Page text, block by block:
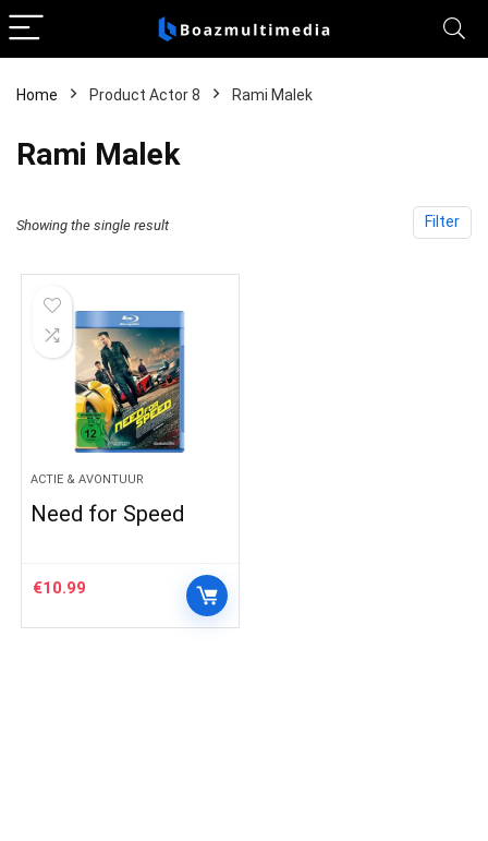
Home Product Actor 8 Rami Malek
Rami Malek
Filter
Showing the single result
ACTIE & AVONTUUR
Need for Speed
€10.99